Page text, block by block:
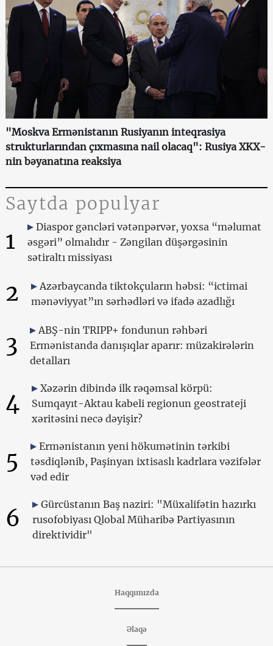
"Moskva Ermənistanın Rusiyanın inteqrasiya
strukturlarından çıxmasına nail olacaq": Rusiya XKX-
nin bəyanatına reaksiya
Saytda populyar
1
Diaspor gəncləri vətənpərvər, yoxsa “məlumat
əsgəri” olmalıdır - Zəngilan düşərgəsinin
sətiraltı missiyası
2
Azərbaycanda tiktokçuların həbsi: “ictimai
mənəviyyat”ın sərhədləri və ifadə azadlığı
3
ABŞ-nin TRIPP+ fondunun rəhbəri
Ermənistanda danışıqlar aparır: müzakirələrin
detalları
4
Xəzərin dibində ilk rəqəmsal körpü:
Sumqayıt-Aktau kabeli regionun geostrateji
xəritəsini necə dəyişir?
5
Ermənistanın yeni hökumətinin tərkibi
təsdiqlənib, Paşinyan ixtisaslı kadrlara vəzifələr
vəd edir
6
Gürcüstanın Baş naziri: "Müxalifətin hazırkı
rusofobiyası Qlobal Müharibə Partiyasının
direktividir"
Haqqımızda
Əlaqə